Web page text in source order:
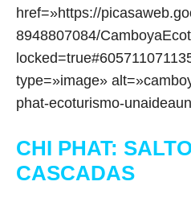
href=»https://
8948807084/
type=»image»
phat-ecoturismo-
CHI PHAT:
CASCADAS